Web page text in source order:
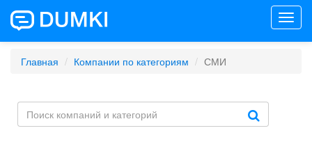
Главная Компании по категориям СМИ